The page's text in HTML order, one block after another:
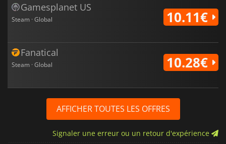
Gamesplanet US
Steam · Global 10.11€
Fanatical
Steam · Global 10.28€
AFFICHER TOUTES LES OFFRES
Signaler une erreur ou un retour d'expérience